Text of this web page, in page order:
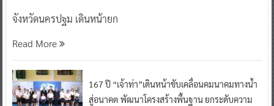
จังหวัดนครปฐม เดินหน้ายก
Read More
167 ปี “เจ้าท่า”เดินหน้าขับเคลื่อนคมนาคมทางน้ำ
สู่อนาคต พัฒนาโครงสร้างพื้นฐาน ยกระดับความ